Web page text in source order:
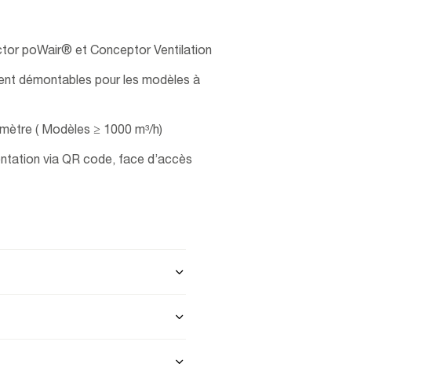
poWair® et Conceptor Ventilation
démontables pour les modèles à
( Modèles ≥ 1000 m³/h)
via QR code, face d’accès